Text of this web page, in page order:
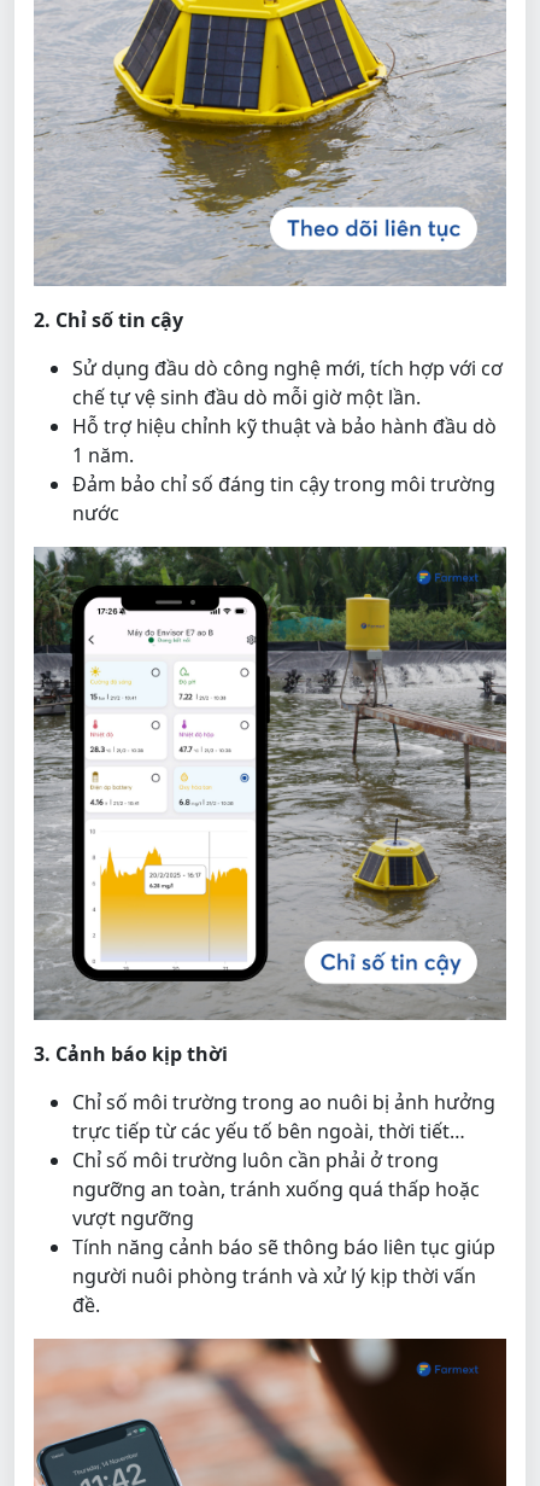
2. Chỉ số tin cậy
Sử dụng đầu dò công nghệ mới, tích hợp với cơ
chế tự vệ sinh đầu dò mỗi giờ một lần.
Hỗ trợ hiệu chỉnh kỹ thuật và bảo hành đầu dò
1 năm.
Đảm bảo chỉ số đáng tin cậy trong môi trường
nước
3. Cảnh báo kịp thời
Chỉ số môi trường trong ao nuôi bị ảnh hưởng
trực tiếp từ các yếu tố bên ngoài, thời tiết…
Chỉ số môi trường luôn cần phải ở trong
ngưỡng an toàn, tránh xuống quá thấp hoặc
vượt ngưỡng
Tính năng cảnh báo sẽ thông báo liên tục giúp
người nuôi phòng tránh và xử lý kịp thời vấn
đề.